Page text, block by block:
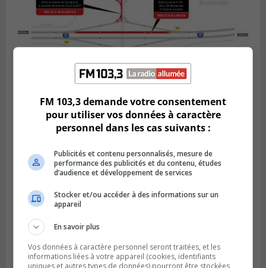
BOUCHERVILLE
Publié le 5 août 2026 à 15h25
Le MTMD annonce des fermetures sur
FM 103,3 demande votre consentement
pour utiliser vos données à caractère
personnel dans les cas suivants :
Publicités et contenu personnalisés, mesure de
performance des publicités et du contenu, études
d’audience et développement de services
Stocker et/ou accéder à des informations sur un
appareil
En savoir plus
Vos données à caractère personnel seront traitées, et les
informations liées à votre appareil (cookies, identifiants
uniques et autres types de données) pourront être stockées